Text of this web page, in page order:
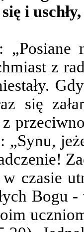
i
z
się
z
„Synu,
czasie
Bogu